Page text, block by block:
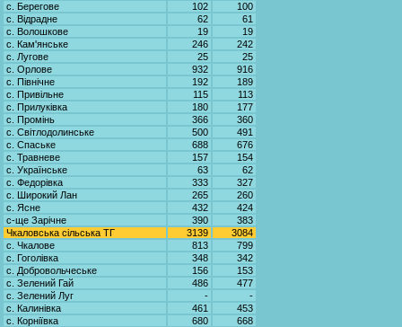
с. Берегове
102
100
с. Відрадне
62
61
с. Волошкове
19
19
с. Кам'янське
246
242
с. Лугове
25
25
с. Орлове
932
916
с. Північне
192
189
с. Привільне
115
113
с. Прилуківка
180
177
с. Промінь
366
360
с. Світлодолинське
500
491
с. Спаське
688
676
с. Травневе
157
154
с. Українське
63
62
с. Федорівка
333
327
с. Широкий Лан
265
260
с. Ясне
432
424
с-ще Зарічне
390
383
Чкаловська сільська ТГ
3139
3084
с. Чкалове
813
799
с. Гоголівка
348
342
с. Добровольчеське
156
153
с. Зелений Гай
486
477
с. Зелений Луг
-
-
с. Калинівка
461
453
с. Корніївка
680
668